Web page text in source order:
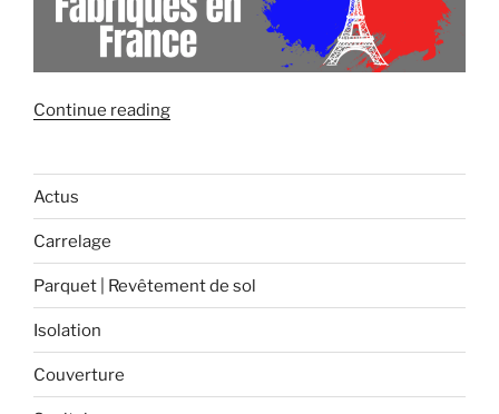
Continue reading« Équipez-
produits
en
France
Actus
Carrelage
Parquet | Revêtement de sol
Isolation
Couverture